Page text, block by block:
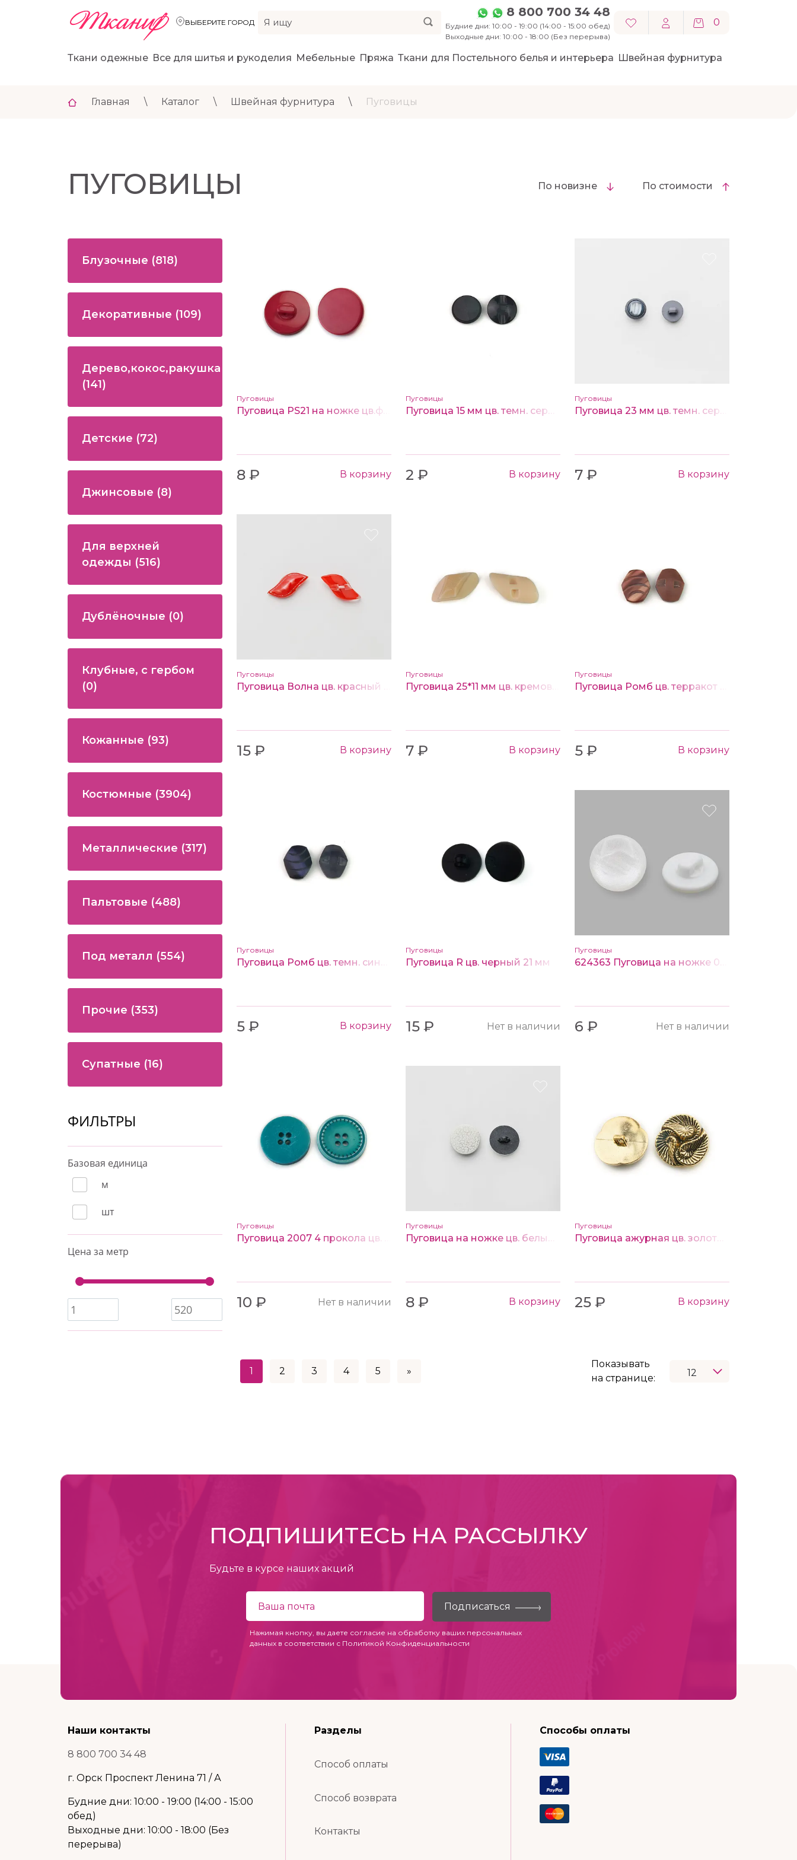
ВЫБЕРИТЕ ГОРОД
8 800 700 34 48
Будние дни: 10:00 - 19:00 (14:00 - 15:00 обед)
Выходные дни: 10:00 - 18:00 (Без перерыва)
0
Ткани одежные Все для шитья и рукоделия Мебельные Пряжа Ткани для Постельного белья и интерьера Швейная фурнитура
Главная \ Каталог \ Швейная фурнитура \ Пуговицы
ПУГОВИЦЫ По новизне По стоимости
Блузочные (818)
Декоративные (109)
Дерево,кокос,ракушка
(141)
Детские (72)
Джинсовые (8)
Для верхней
одежды (516)
Дублёночные (0)
Клубные, с гербом
(0)
Кожанные (93)
Костюмные (3904)
Металлические (317)
Пальтовые (488)
Под металл (554)
Прочие (353)
Супатные (16)
ФИЛЬТРЫ
Базовая единица
м
шт
Цена за метр
Пуговицы
8 ₽ В корзину
Пуговицы
Пуговица 15 мм цв. темн. серый
2 ₽ В корзину
Пуговицы
7 ₽ В корзину
Пуговицы
15 ₽ В корзину
Пуговицы
7 ₽ В корзину
Пуговицы
5 ₽ В корзину
Пуговицы
Пуговица Ромб цв. темн. синий 16*14 мм
5 ₽ В корзину
Пуговицы
Пуговица R цв. черный 21 мм
15 ₽ Нет в наличии
Пуговицы
6 ₽ Нет в наличии
Пуговицы
10 ₽ Нет в наличии
Пуговицы
Пуговица на ножке цв. белый 21 мм
8 ₽ В корзину
Пуговицы
Пуговица ажурная цв. золото 25 мм
25 ₽ В корзину
1 2 3 4 5 »
Показывать
на странице:
ПОДПИШИТЕСЬ НА РАССЫЛКУ
Будьте в курсе наших акций
Нажимая кнопку, вы даете согласие на обработку ваших персональных
данных в соответствии с Политикой Конфиденциальности
Наши контакты
8 800 700 34 48
г. Орск Проспект Ленина 71 / А
Будние дни: 10:00 - 19:00 (14:00 - 15:00
обед)
Выходные дни: 10:00 - 18:00 (Без
перерыва)
Разделы
Способ оплаты
Способ возврата
Контакты
Способы оплаты